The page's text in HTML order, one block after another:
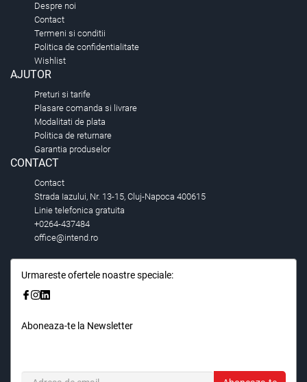
Despre noi
Contact
Termeni si conditii
Politica de confidentialitate
Wishlist
AJUTOR
Preturi si tarife
Plasare comanda si livrare
Modalitati de plata
Politica de returnare
Garantia produselor
CONTACT
Contact
Strada Iazului, Nr. 13-15, Cluj-Napoca 400615
Linie telefonica gratuita
+0264-437484
office@intend.ro
Urmareste ofertele noastre speciale:
Aboneaza-te la Newsletter